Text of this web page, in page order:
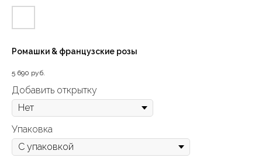
Ромашки & французские розы
5 690 руб.
Добавить открытку
Упаковка